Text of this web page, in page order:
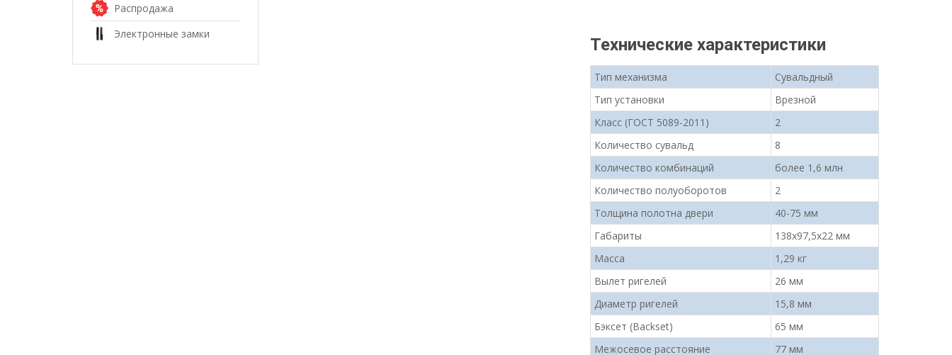
Технические характеристики
Тип механизма
Сувальдный
Тип установки
Врезной
Класс (ГОСТ 5089-2011)
2
Количество сувальд
8
Количество комбинаций
более 1,6 млн
Количество полуоборотов
2
Толщина полотна двери
40-75 мм
Габариты
138х97,5х22 мм
Масса
1,29 кг
Вылет ригелей
26 мм
Диаметр ригелей
15,8 мм
Бэксет (Backset)
65 мм
Межосевое расстояние
77 мм
Распродажа
Электронные замки